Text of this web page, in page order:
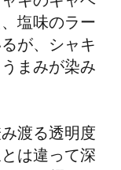
キのキャベ
塩味のラー
が、シャキ
まみが染み
渡る透明度
は違って深